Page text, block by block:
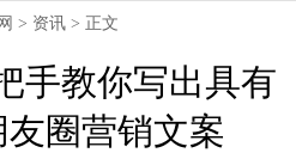
> 资讯 > 正文
手教你写出具有
圈营销文案